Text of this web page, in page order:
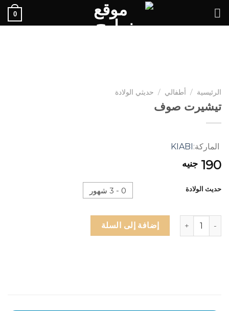
0
الرئيسية / أطفالي / حديثي الولادة
تيشيرت صوف
الماركة: KIABI
190 جنيه
حديث الولادة 0 - 3 شهور
كمية تيشيرت صوف إضافة إلى السلة